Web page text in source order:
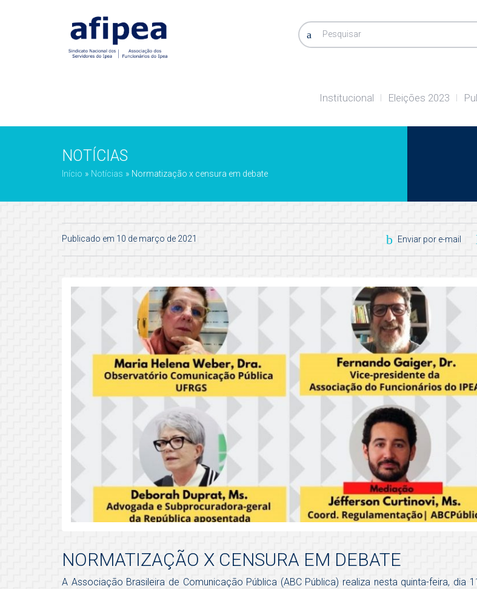
Pesquisar
Institucional Eleições 2023
NOTÍCIAS
Início » Notícias » Normatização x censura em debate
Publicado em 10 de março de 2021 Enviar por e-mail
NORMATIZAÇÃO X CENSURA EM DEBATE
A Associação Brasileira de Comunicação Pública (ABC Pública) realiza nesta quinta-feira, dia